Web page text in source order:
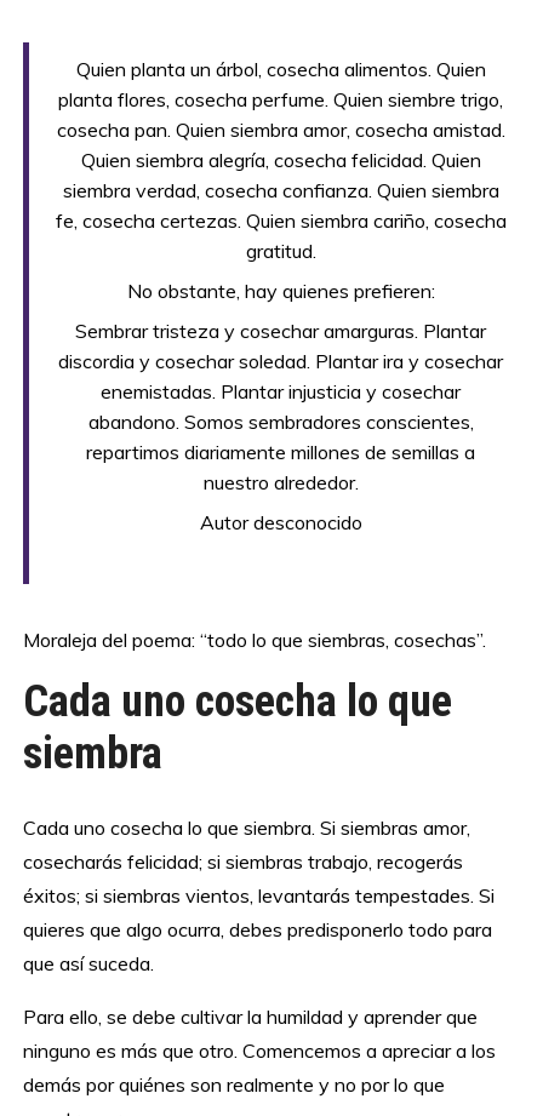
Quien planta un árbol, cosecha alimentos. Quien
planta flores, cosecha perfume. Quien siembre trigo,
cosecha pan. Quien siembra amor, cosecha amistad.
Quien siembra alegría, cosecha felicidad. Quien
siembra verdad, cosecha confianza. Quien siembra
fe, cosecha certezas. Quien siembra cariño, cosecha
gratitud.
No obstante, hay quienes prefieren:
Sembrar tristeza y cosechar amarguras. Plantar
discordia y cosechar soledad. Plantar ira y cosechar
enemistadas. Plantar injusticia y cosechar
abandono. Somos sembradores conscientes,
repartimos diariamente millones de semillas a
nuestro alrededor.
Autor desconocido
Moraleja del poema: “todo lo que siembras, cosechas”.
Cada uno cosecha lo que
siembra
Cada uno cosecha lo que siembra. Si siembras amor,
cosecharás felicidad; si siembras trabajo, recogerás
éxitos; si siembras vientos, levantarás tempestades. Si
quieres que algo ocurra, debes predisponerlo todo para
que así suceda.
Para ello, se debe cultivar la humildad y aprender que
ninguno es más que otro. Comencemos a apreciar a los
demás por quiénes son realmente y no por lo que